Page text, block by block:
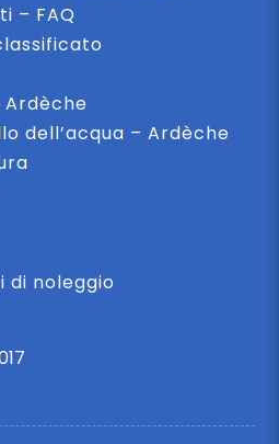
– FAQ
Ardèche
dell’acqua – Ardèche
di noleggio